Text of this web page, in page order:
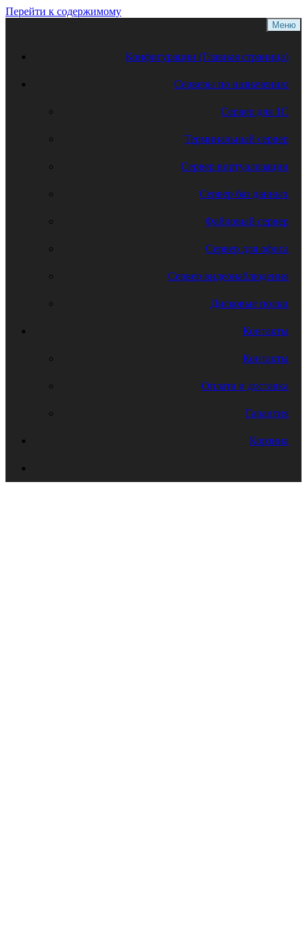
Перейти к содержимому
Меню
Конфигурации (Главная страница)
Серверы по назначению
Сервер для 1С
Терминальный сервер
Сервер виртуализации
Сервер баз данных
Файловый сервер
Сервер для офиса
Сервер видеонаблюдения
Дисковые полки
Контакты
Контакты
Оплата и доставка
Гарантия
Корзина